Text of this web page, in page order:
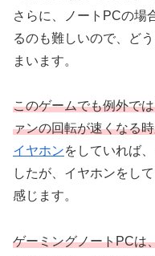
さらに、ノートPCの場
るのも難しいので、ど
まいます。
このゲームでも例外で
ァンの回転が速くなる
イヤホンをしていれば
したが、イヤホンをし
感じます。
ゲーミングノートPCは